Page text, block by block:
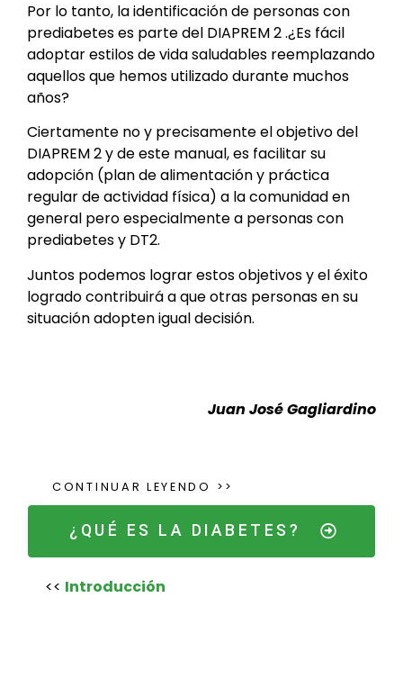
Por lo tanto, la identificación de personas con
prediabetes es parte del DIAPREM 2 .¿Es fácil
adoptar estilos de vida saludables reemplazando
aquellos que hemos utilizado durante muchos
años?
Ciertamente no y precisamente el objetivo del
DIAPREM 2 y de este manual, es facilitar su
adopción (plan de alimentación y práctica
regular de actividad física) a la comunidad en
general pero especialmente a personas con
prediabetes y DT2.
Juntos podemos lograr estos objetivos y el éxito
logrado contribuirá a que otras personas en su
situación adopten igual decisión.
Juan José Gagliardino
CONTINUAR LEYENDO >>
¿QUÉ ES LA DIABETES?
<< Introducción